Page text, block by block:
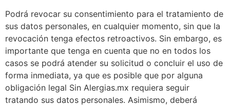
Podrá revocar su consentimiento para el tratamiento de
sus datos personales, en cualquier momento, sin que la
revocación tenga efectos retroactivos. Sin embargo, es
importante que tenga en cuenta que no en todos los
casos se podrá atender su solicitud o concluir el uso de
forma inmediata, ya que es posible que por alguna
obligación legal Sin Alergias.mx requiera seguir
tratando sus datos personales. Asimismo, deberá